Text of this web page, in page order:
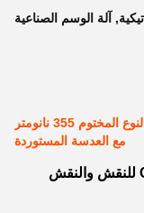
, آلة الوسم الصناعية
آلة الوسم بالليزر للأشعة فوق البنفسجية من النوع المختوم 355 نانومتر
مع العدسة المستوردة
آلة التعليم بالليزر UV المختومة بـ CE 10W للنقش والنقش